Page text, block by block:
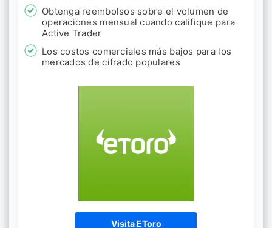
Obtenga reembolsos sobre el volumen de
operaciones mensual cuando califique para
Active Trader
Los costos comerciales más bajos para los
mercados de cifrado populares
Visita EToro